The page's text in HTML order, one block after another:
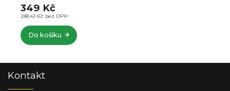
247,11 Kč bez DPH
299 Kč
Do košíku
Kontakt